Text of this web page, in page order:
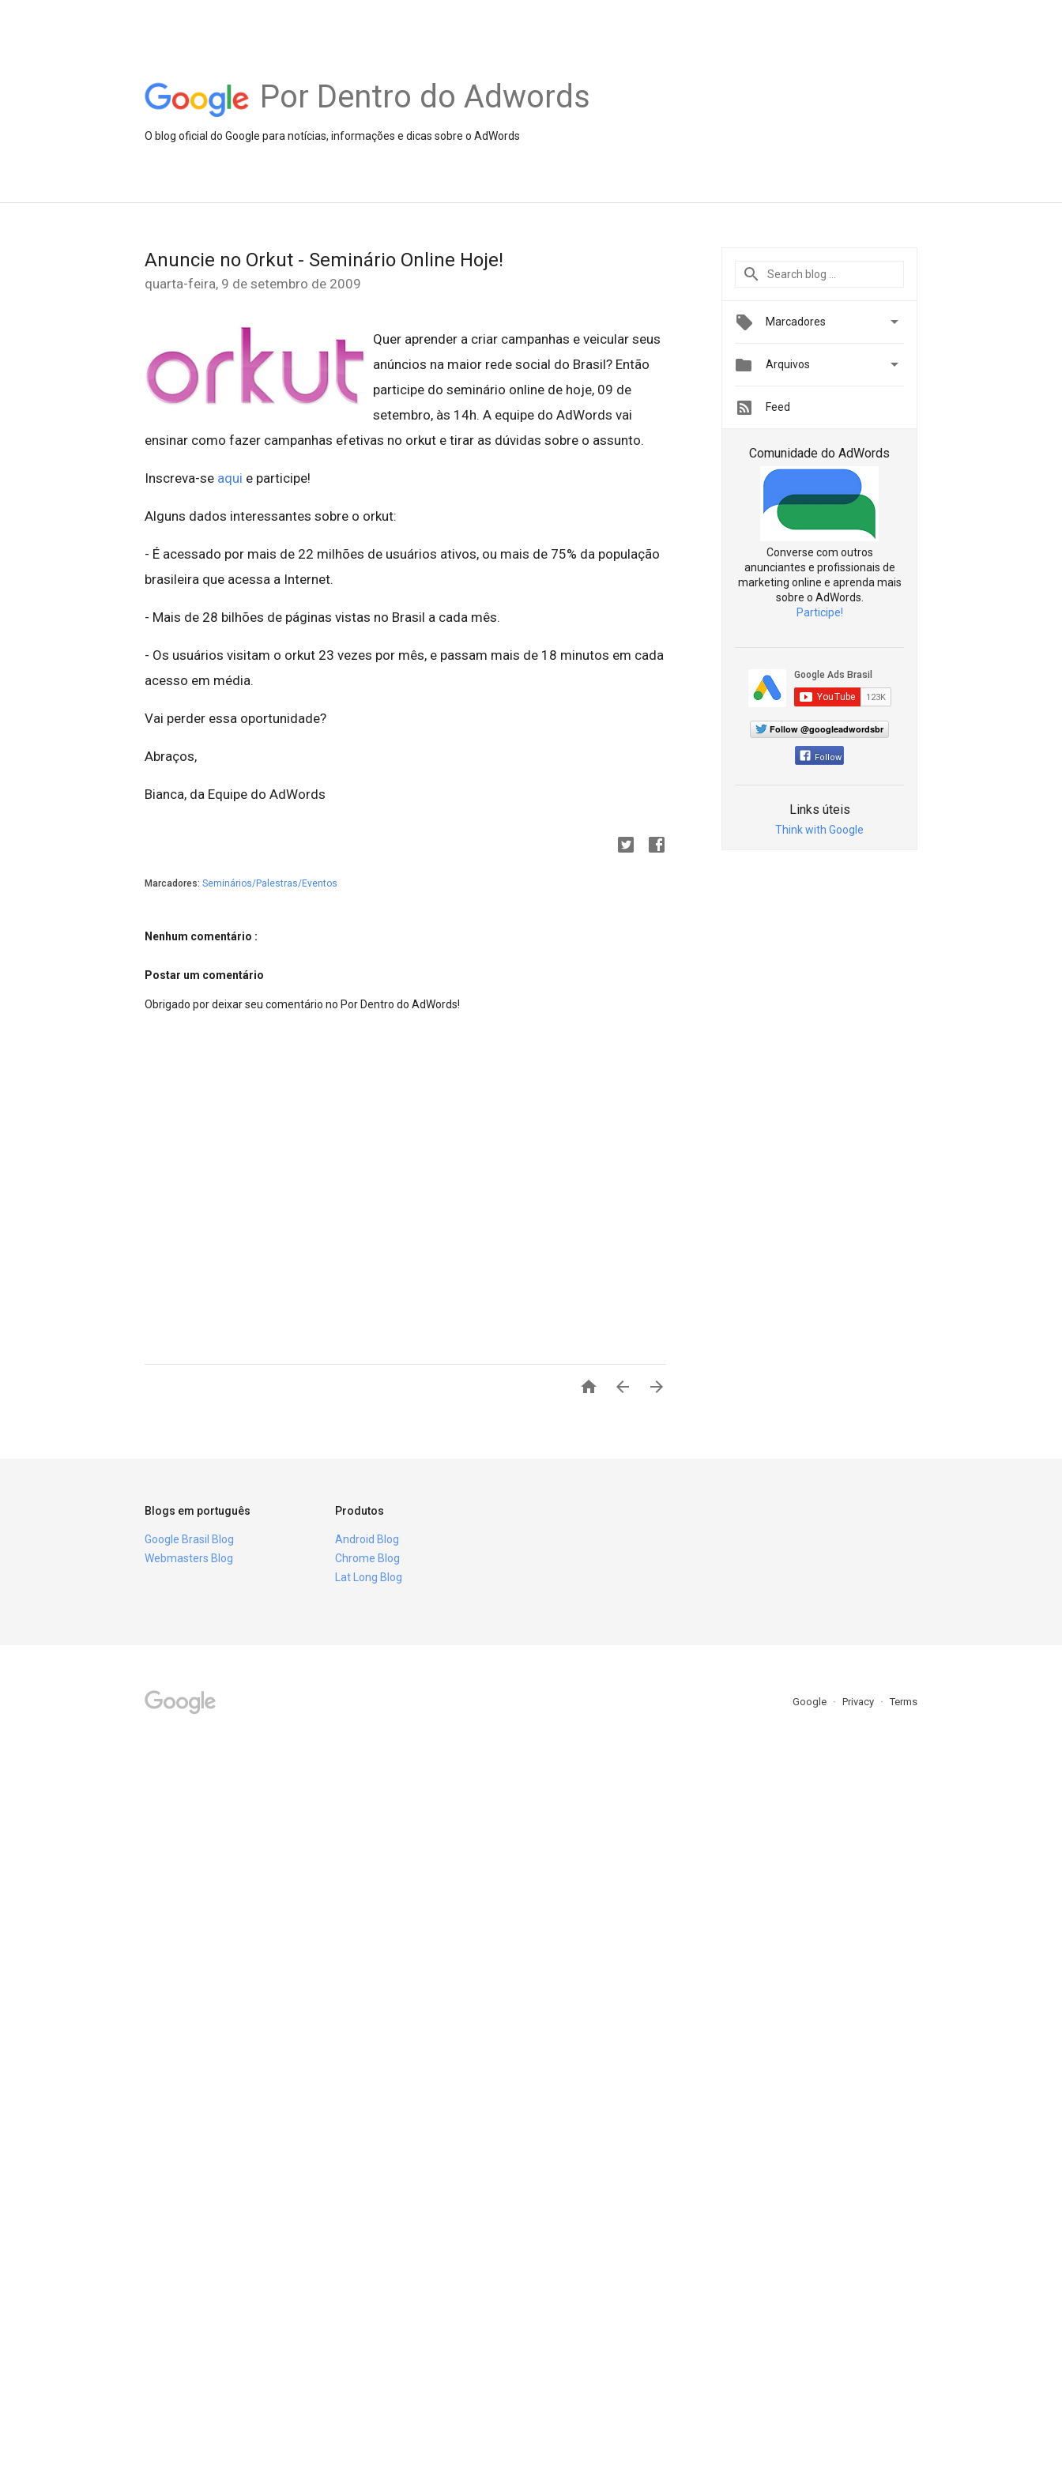
Por Dentro do Adwords
O blog oficial do Google para notícias, informações e dicas sobre o AdWords
Anuncie no Orkut - Seminário Online Hoje!
quarta-feira, 9 de setembro de 2009
Quer aprender a criar campanhas e veicular seus
anúncios na maior rede social do Brasil? Então
participe do seminário online de hoje, 09 de
setembro, às 14h. A equipe do AdWords vai
ensinar como fazer campanhas efetivas no orkut e tirar as dúvidas sobre o assunto.
Inscreva-se aqui e participe!
Alguns dados interessantes sobre o orkut:
- É acessado por mais de 22 milhões de usuários ativos, ou mais de 75% da população
brasileira que acessa a Internet.
- Mais de 28 bilhões de páginas vistas no Brasil a cada mês.
- Os usuários visitam o orkut 23 vezes por mês, e passam mais de 18 minutos em cada
acesso em média.
Vai perder essa oportunidade?
Abraços,
Bianca, da Equipe do AdWords
Marcadores: Seminários/Palestras/Eventos
Nenhum comentário :
Postar um comentário
Obrigado por deixar seu comentário no Por Dentro do AdWords!
  
Marcadores 
 Arquivos 
Feed
Comunidade do AdWords
Converse com outros
anunciantes e profissionais de
marketing online e aprenda mais
sobre o AdWords.
Participe!
Follow @googleadwordsbr
Follow
Links úteis
Think with Google
Blogs em português
Google Brasil Blog
Webmasters Blog
Produtos
Android Blog
Chrome Blog
Lat Long Blog
Google Privacy Terms